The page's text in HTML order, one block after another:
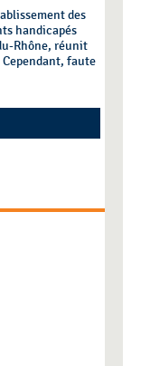
des
handicapés
Rhône, réunit
Cependant, faute